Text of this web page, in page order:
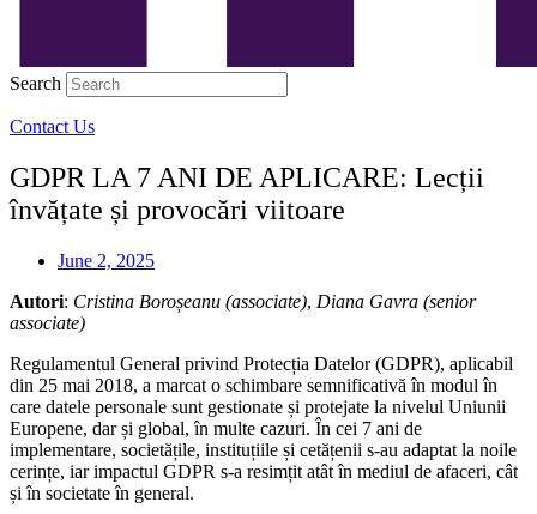
Search
Contact Us
GDPR LA 7 ANI DE APLICARE: Lecții
învățate și provocări viitoare
June 2, 2025
Autori: Cristina Boroșeanu (associate), Diana Gavra (senior
associate)
Regulamentul General privind Protecția Datelor (GDPR), aplicabil
din 25 mai 2018, a marcat o schimbare semnificativă în modul în
care datele personale sunt gestionate și protejate la nivelul Uniunii
Europene, dar și global, în multe cazuri. În cei 7 ani de
implementare, societățile, instituțiile și cetățenii s-au adaptat la noile
cerințe, iar impactul GDPR s-a resimțit atât în mediul de afaceri, cât
și în societate în general.